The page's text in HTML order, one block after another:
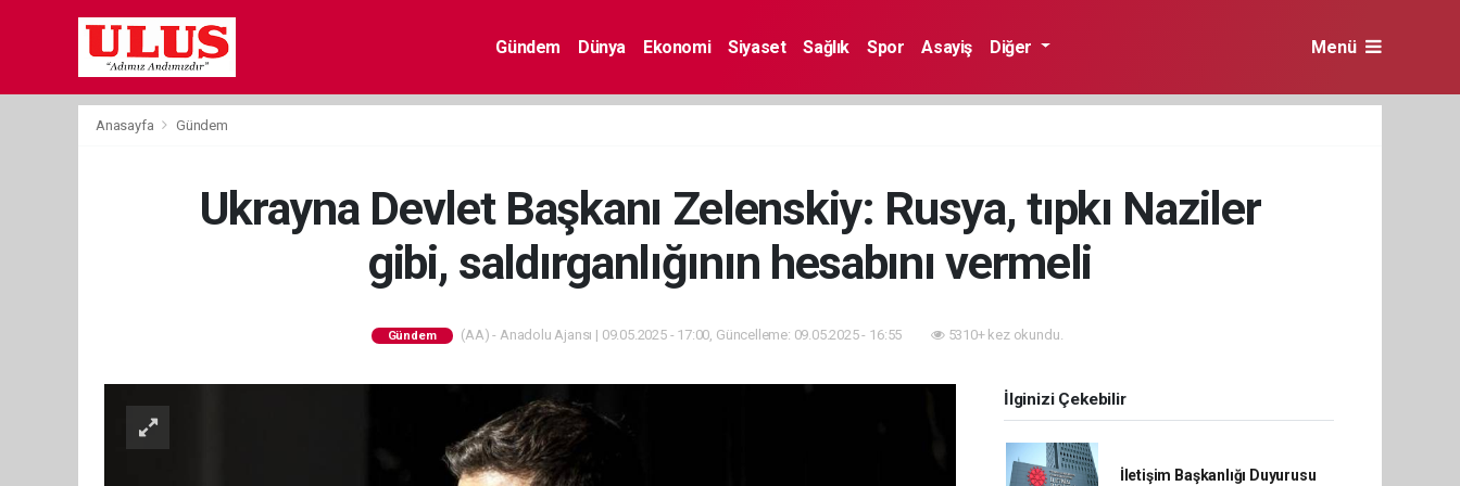
Gündem Dünya Ekonomi Siyaset Sağlık Spor Asayiş Diğer Menü
Anasayfa Gündem
Ukrayna Devlet Başkanı Zelenskiy: Rusya, tıpkı Naziler
gibi, saldırganlığının hesabını vermeli
Gündem (AA) - Anadolu Ajansı | 09.05.2025 - 17:00, Güncelleme: 09.05.2025 - 16:55 5310+ kez okundu.
İlginizi Çekebilir
İletişim Başkanlığı Duyurusu